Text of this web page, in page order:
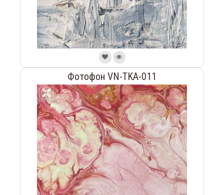
Фотофон VN-TKA-011